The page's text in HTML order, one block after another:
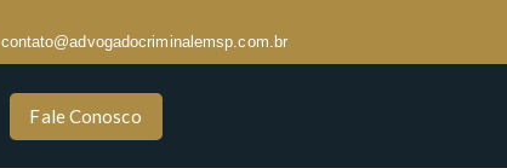
contato@advogadocriminalemsp.com.br
Fale Conosco